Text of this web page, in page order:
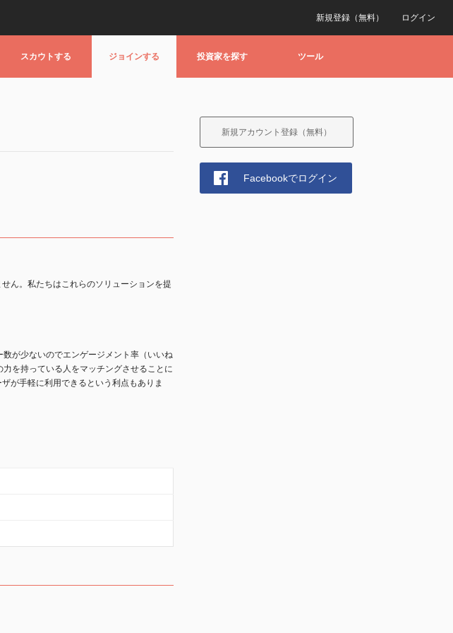
ログイン
新規登録（無料）
スカウトする ジョインする 投資家を探す ツール
ん。私たちはこれらのソリューションを提
が少ないのでエンゲージメント率（いいね
を持っている人をマッチングさせることに
が手軽に利用できるという利点もありま
新規アカウント登録（無料）
Facebookでログイン